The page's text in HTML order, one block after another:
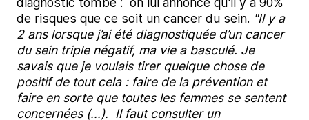
de risques que ce soit un cancer du sein. "Il y a
2 ans lorsque j’ai été diagnostiquée d’un cancer
du sein triple négatif, ma vie a basculé. Je
savais que je voulais tirer quelque chose de
positif de tout cela : faire de la prévention et
faire en sorte que toutes les femmes se sentent
concernées (...). Il faut consulter un